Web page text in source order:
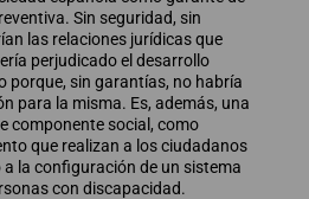
Sin seguridad, sin
las relaciones jurídicas que
perjudicado el desarrollo
porque, sin garantías, no habría
para la misma. Es, además, una
componente social, como
que realizan a los ciudadanos
la configuración de un sistema
con discapacidad.